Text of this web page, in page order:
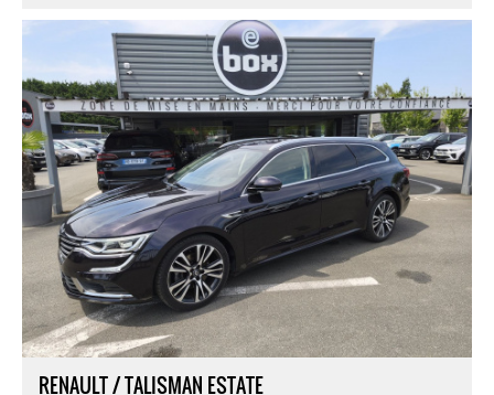
RENAULT / TALISMAN ESTATE